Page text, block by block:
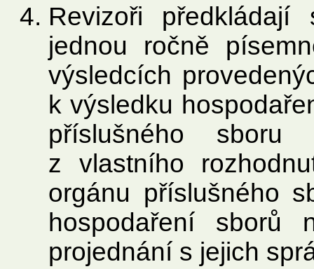
Revizoři předkládají
jednou ročně
výsledcích
k výsledku
příslušného
z vlastního
orgánu příslušného
hospodaření sborů
projednání s jejich